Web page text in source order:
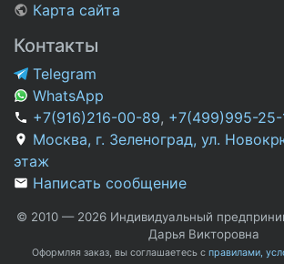
Карта сайта
Контакты
Telegram
WhatsApp
+7(916)216-00-89, +7(499)995-25-
Москва, г. Зеленоград, ул.
этаж
Написать сообщение
© 2010 — 2026 Индивидуальный
Дарья Викторовна
Оформляя заказ, вы соглашаетесь с правилами,